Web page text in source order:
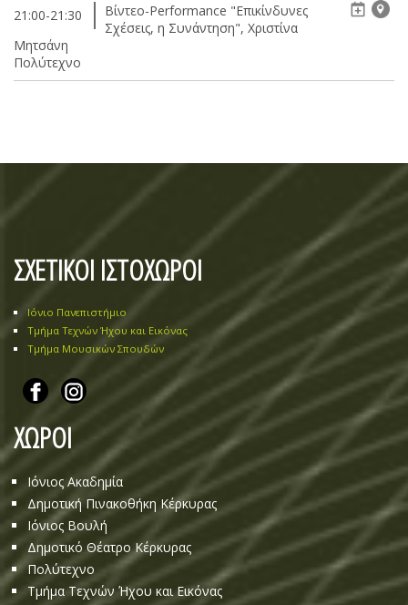
21:00-21:30
Βίντεο-Performance "Επικίνδυνες
Σχέσεις, η Συνάντηση", Χριστίνα
Μητσάνη
Πολύτεχνο
ΣΧΕΤΙΚΟΙ ΙΣΤΟΧΩΡΟΙ
Ιόνιο Πανεπιστήμιο
Τμήμα Τεχνών Ήχου και Εικόνας
Τμήμα Μουσικών Σπουδών
ΧΩΡΟΙ
Ιόνιος Ακαδημία
Δημοτική Πινακοθήκη Κέρκυρας
Ιόνιος Βουλή
Δημοτικό Θέατρο Κέρκυρας
Πολύτεχνο
Τμήμα Τεχνών Ήχου και Εικόνας